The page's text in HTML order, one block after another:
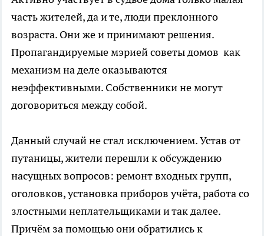
часть жителей, да и те, люди преклонного
возраста. Они же и принимают решения.
Пропагандируемые мэрией советы домов как
механизм на деле оказываются
неэффективными. Собственники не могут
договориться между собой.
Данный случай не стал исключением. Устав от
путаницы, жители перешли к обсуждению
насущных вопросов: ремонт входных групп,
оголовков, установка приборов учёта, работа со
злостными неплательщиками и так далее.
Причём за помощью они обратились к